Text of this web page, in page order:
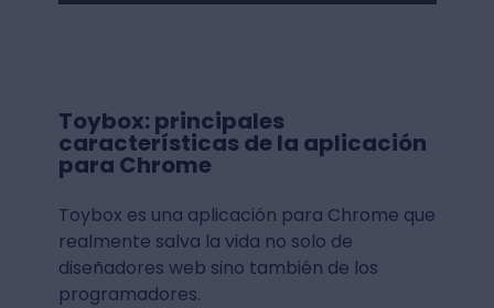
Toybox: principales
características de la aplicación
para Chrome
Toybox es una aplicación para Chrome que
realmente salva la vida no solo de
diseñadores web sino también de los
programadores.